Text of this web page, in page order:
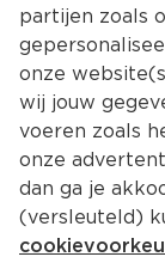
partijen zoals
onze
wij jouw
voeren zoals
onze
dan ga je
(versleuteld)